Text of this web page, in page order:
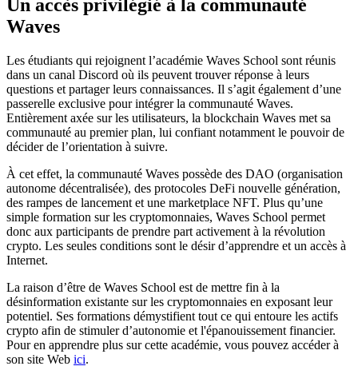
Un accès privilégié à la communauté
Waves
Les étudiants qui rejoignent l’académie Waves School sont réunis
dans un canal Discord où ils peuvent trouver réponse à leurs
questions et partager leurs connaissances. Il s’agit également d’une
passerelle exclusive pour intégrer la communauté Waves.
Entièrement axée sur les utilisateurs, la blockchain Waves met sa
communauté au premier plan, lui confiant notamment le pouvoir de
décider de l’orientation à suivre.
À cet effet, la communauté Waves possède des DAO (organisation
autonome décentralisée), des protocoles DeFi nouvelle génération,
des rampes de lancement et une marketplace NFT. Plus qu’une
simple formation sur les cryptomonnaies, Waves School permet
donc aux participants de prendre part activement à la révolution
crypto. Les seules conditions sont le désir d’apprendre et un accès à
Internet.
La raison d’être de Waves School est de mettre fin à la
désinformation existante sur les cryptomonnaies en exposant leur
potentiel. Ses formations démystifient tout ce qui entoure les actifs
crypto afin de stimuler d’autonomie et l'épanouissement financier.
Pour en apprendre plus sur cette académie, vous pouvez accéder à
son site Web ici.